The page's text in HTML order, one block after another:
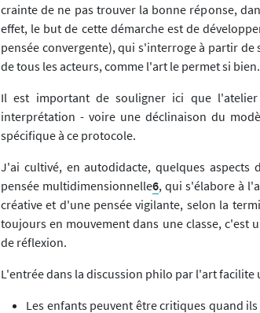
crainte de ne pas trouver la bonne réponse,
effet, le but de cette démarche est de
pensée convergente), qui s'interroge à partir
de tous les acteurs, comme l'art le permet si bien.
Il est important de souligner ici que
interprétation - voire une déclinaison du
spécifique à ce protocole.
J'ai cultivé, en autodidacte, quelques aspects
pensée multidimensionnelle6, qui s'élabore à
créative et d'une pensée vigilante, selon la
toujours en mouvement dans une classe, c'est
de réflexion.
L'entrée dans la discussion philo par l'art
Les enfants peuvent être critiques quand